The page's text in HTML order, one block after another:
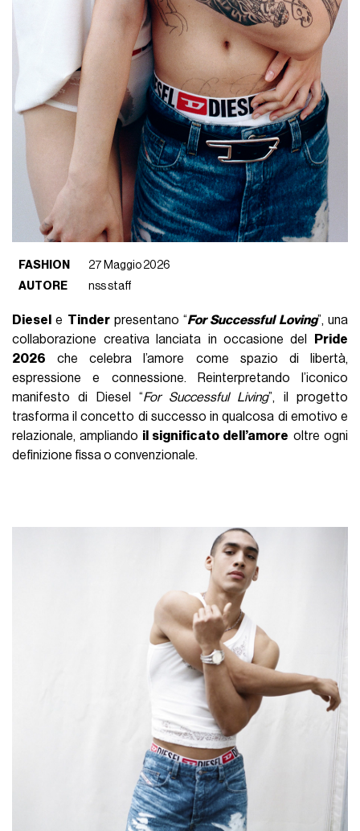
FASHION
27 Maggio 2026
AUTORE
nss staff
Diesel e Tinderpresentano “For Successful Loving”, una
collaborazione creativa lanciata in occasione del
Pride
2026 che celebra l’amore come spazio di libertà,
espressione e connessione. Reinterpretando l’iconico
manifesto di Diesel “For Successful Living”, il progetto
trasforma il concetto di successo in qualcosa di emotivo e
relazionale, ampliando il significato dell’amore oltre ogni
definizione fissa o convenzionale.